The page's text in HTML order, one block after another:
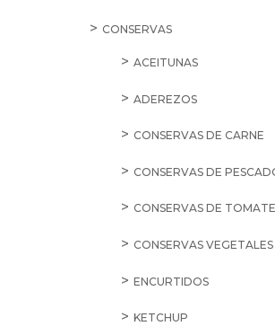
CONSERVAS
ACEITUNAS
ADEREZOS
CONSERVAS DE CARNE
CONSERVAS DE
CONSERVAS DE
CONSERVAS VEGETALES
ENCURTIDOS
KETCHUP